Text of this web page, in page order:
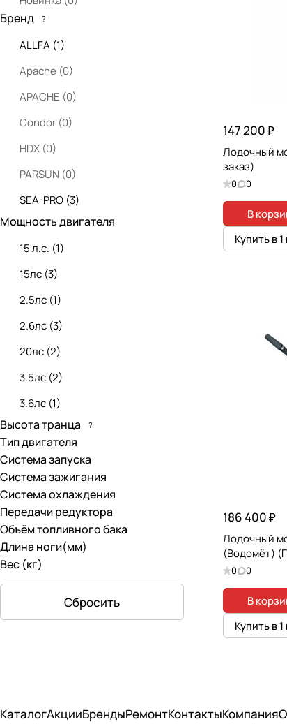
147 200 ₽
Лодочный
заказ)
0 0
В
Купить в
186 400 ₽
Лодочный
(Водомёт)
0 0
В
Купить в
Бренд ?
ALLFA (1)
Apache (0)
APACHE (0)
Condor (0)
HDX (0)
PARSUN (0)
SEA-PRO (3)
Seanovo(2)
Tarpon(0
Мощность двигателя
15 л.с. (1)
15лс (3)
2.5лс (1)
2.6лс (3)
20лс (2)
3.5лс (2)
3.6лс (1)
30лс(6)
3лс(4 )
40лс(9)
4лс(2)
5.8лс(1)
5лс(
6.2лс(1)
9.9лс(11)
Высота транца ?
Тип двигателя
Система запуска
Система зажигания
Система охлаждения
Передачи редуктора
Объём топливного бака
Длина ноги(мм)
Вес (кг)
Сбросить
КаталогАкцииБрендыРемонтКонтактыКомпания